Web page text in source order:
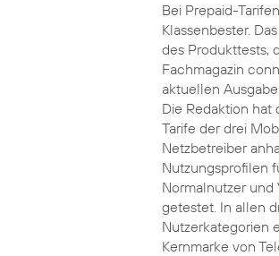
Bei Prepaid-
Klassenbester.
des Produkttests,
Fachmagazin
aktuellen
Die Redaktion hat
Tarife der drei
Netzbetreiber
Nutzungsprofilen
Normalnutzer und
getestet. In allen
Nutzerkategorien
Kernmarke von